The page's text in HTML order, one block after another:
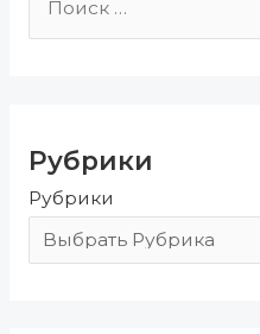
к
:
Рубрики
Рубрики